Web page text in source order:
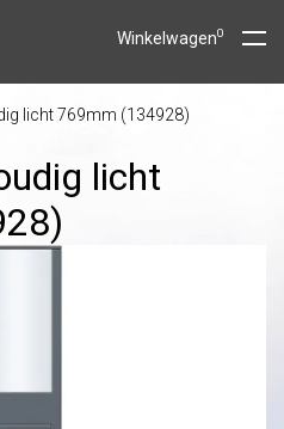
Winkelwagen0
licht 769mm (134928)
licht